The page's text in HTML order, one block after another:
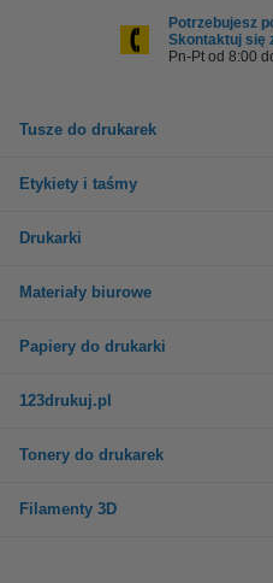
Potrzebujesz
Skontaktuj się
Pn-Pt od 8:00
Tusze do drukarek
Etykiety i taśmy
Drukarki
Materiały biurowe
Papiery do drukarki
123drukuj.pl
Tonery do drukarek
Filamenty 3D